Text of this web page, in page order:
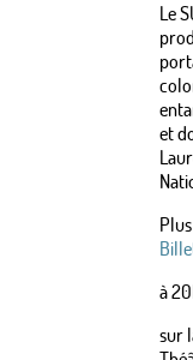
Le
et
à
sur